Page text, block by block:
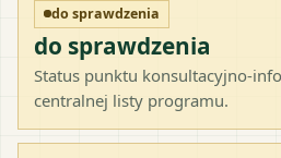
do sprawdzenia
do sprawdzenia
Status punktu konsultacyjno-
centralnej listy programu.